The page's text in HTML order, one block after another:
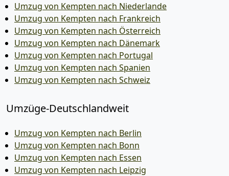
Umzug von Kempten nach Niederlande
Umzug von Kempten nach Frankreich
Umzug von Kempten nach Österreich
Umzug von Kempten nach Dänemark
Umzug von Kempten nach Portugal
Umzug von Kempten nach Spanien
Umzug von Kempten nach Schweiz
Umzüge-Deutschlandweit
Umzug von Kempten nach Berlin
Umzug von Kempten nach Bonn
Umzug von Kempten nach Essen
Umzug von Kempten nach Leipzig